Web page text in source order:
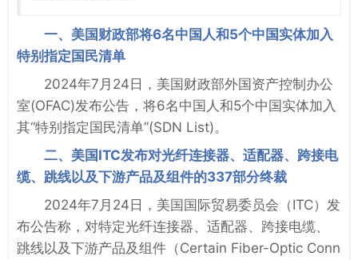
一、美国财政部将6名中国人和5个中国实体加入
特别指定国民清单
2024年7月24日，美国财政部外国资产控制办公
室(OFAC)发布公告，将6名中国人和5个中国实体加入
其“特别指定国民清单”(SDN List)。
二、美国ITC发布对光纤连接器、适配器、跨接电
缆、跳线以及下游产品及组件的337部分终裁
2024年7月24日，美国国际贸易委员会（ITC）发
布公告称，对特定光纤连接器、适配器、跨接电缆、
跳线以及下游产品及组件（Certain Fiber-Optic Conn